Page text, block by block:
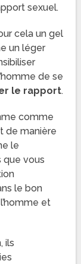
sexuel.
cela un gel
un léger
de se
le rapport.
comme
de manière
le
que vous
le bon
et
ils